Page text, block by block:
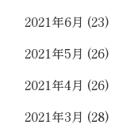
2021年6月 (23)
2021年5月 (26)
2021年4月 (26)
2021年3月 (28)